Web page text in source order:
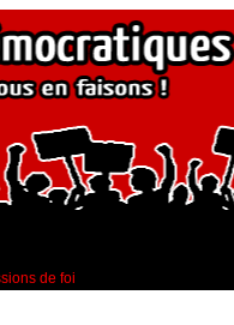
de foi